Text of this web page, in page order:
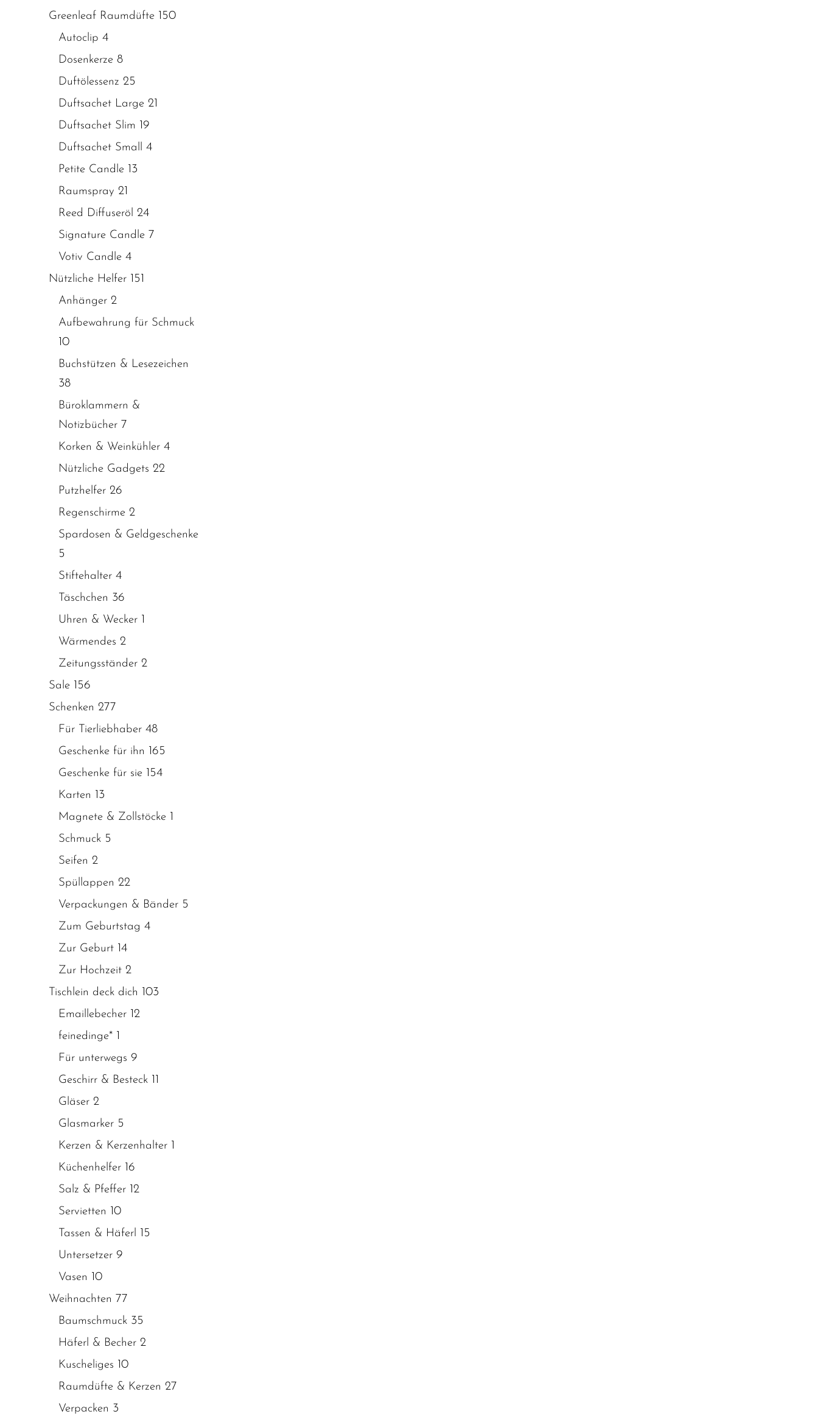
Greenleaf Raumdüfte 150
Autoclip 4
Dosenkerze 8
Duftölessenz 25
Duftsachet Large 21
Duftsachet Slim 19
Duftsachet Small 4
Petite Candle 13
Raumspray 21
Reed Diffuseröl 24
Signature Candle 7
Votiv Candle 4
Nützliche Helfer 151
Anhänger 2
Aufbewahrung für Schmuck
10
Buchstützen & Lesezeichen
38
Büroklammern &
Notizbücher 7
Korken & Weinkühler 4
Nützliche Gadgets 22
Putzhelfer 26
Regenschirme 2
Spardosen & Geldgeschenke
5
Stiftehalter 4
Täschchen 36
Uhren & Wecker 1
Wärmendes 2
Zeitungsständer 2
Sale 156
Schenken 277
Für Tierliebhaber 48
Geschenke für ihn 165
Geschenke für sie 154
Karten 13
Magnete & Zollstöcke 1
Schmuck 5
Seifen 2
Spüllappen 22
Verpackungen & Bänder 5
Zum Geburtstag 4
Zur Geburt 14
Zur Hochzeit 2
Tischlein deck dich 103
Emaillebecher 12
feinedinge* 1
Für unterwegs 9
Geschirr & Besteck 11
Gläser 2
Glasmarker 5
Kerzen & Kerzenhalter 1
Küchenhelfer 16
Salz & Pfeffer 12
Servietten 10
Tassen & Häferl 15
Untersetzer 9
Vasen 10
Weihnachten 77
Baumschmuck 35
Häferl & Becher 2
Kuscheliges 10
Raumdüfte & Kerzen 27
Verpacken 3